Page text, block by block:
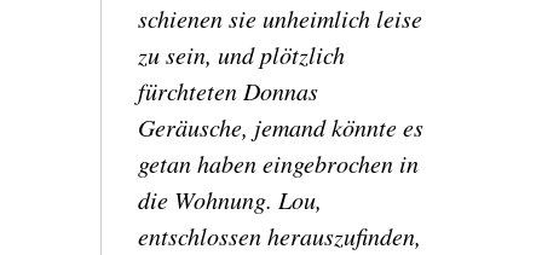
schienen sie unheimlich leise
zu sein, und plötzlich
fürchteten Donnas
Geräusche, jemand könnte es
getan haben eingebrochen in
die Wohnung. Lou,
entschlossen herauszufinden,